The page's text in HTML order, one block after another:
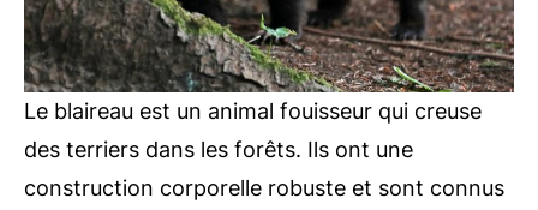
Le blaireau est un animal fouisseur qui creuse
des terriers dans les forêts. Ils ont une
construction corporelle robuste et sont connus